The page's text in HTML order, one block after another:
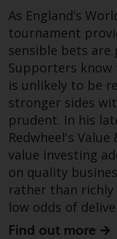
können
auf den
und
sind als
mit
As England’s
tournament
sensible bets
Supporters
is unlikely to be
stronger sides
prudent. In his
Redwheel's
value investing
on quality
rather than
low odds of
Find out more